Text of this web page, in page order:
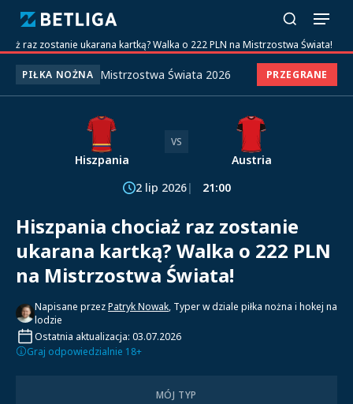
raz zostanie ukarana kartką? Walka o 222 PLN na Mistrzostwa Świata!
PIŁKA NOŻNA Mistrzostwa Świata 2026 PRZEGRANE
Hiszpania
VS
Austria
2 lip 2026
21:00
Hiszpania chociaż raz zostanie
ukarana kartką? Walka o 222 PLN
na Mistrzostwa Świata!
Napisane przezPatryk Nowak, Typer w dziale piłka nożna i hokej na
lodzie
Ostatnia aktualizacja: 03.07.2026
Graj odpowiedzialnie 18+
MÓJ TYP